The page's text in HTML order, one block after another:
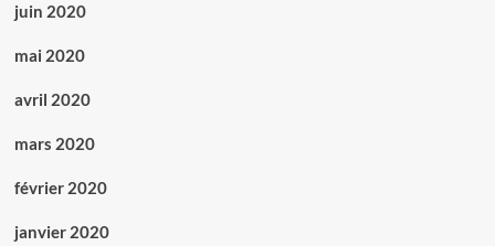
juin 2020
mai 2020
avril 2020
mars 2020
février 2020
janvier 2020